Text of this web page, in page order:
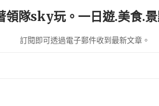
領隊sky玩。一日遊.美食.
訂閱即可透過電子郵件收到最新文章。